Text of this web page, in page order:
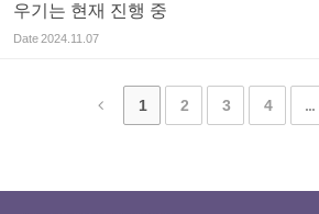
우기는 현재 진행 중
Date2024.11.07
1 2 3 4 ...